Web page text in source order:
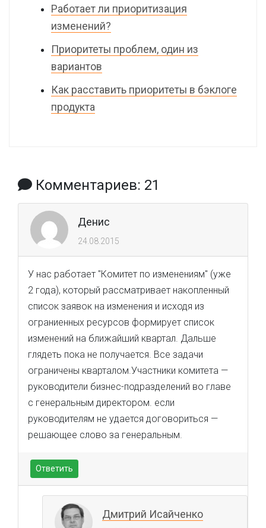
Работает ли приоритизация
изменений?
Приоритеты проблем, один из
вариантов
Как расставить приоритеты в бэклоге
продукта
Комментариев: 21
Денис
24.08.2015
У нас работает "Комитет по изменениям" (уже
2 года), который рассматривает накопленный
список заявок на изменения и исходя из
ограниенных ресурсов формирует список
изменений на ближайший квартал. Дальше
глядеть пока не получается. Все задачи
ограничены кварталом.Участники комитета —
руководители бизнес-подразделений во главе
с генеральным директором. если
руководителям не удается договориться —
решающее слово за генеральным.
Ответить
Дмитрий Исайченко